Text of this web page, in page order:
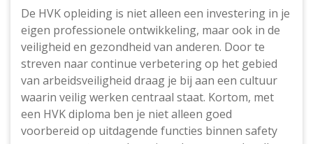
De HVK opleiding is niet alleen een investering in je
eigen professionele ontwikkeling, maar ook in de
veiligheid en gezondheid van anderen. Door te
streven naar continue verbetering op het gebied
van arbeidsveiligheid draag je bij aan een cultuur
waarin veilig werken centraal staat. Kortom, met
een HVK diploma ben je niet alleen goed
voorbereid op uitdagende functies binnen safety